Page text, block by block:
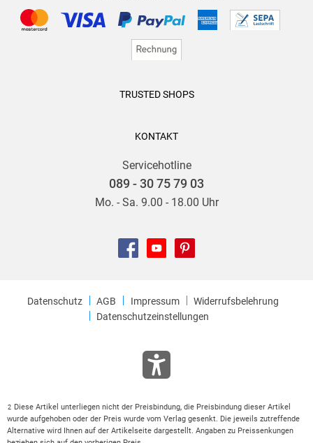
TRUSTED SHOPS
KONTAKT
Servicehotline
089 - 30 75 79 03
Mo. - Sa. 9.00 - 18.00 Uhr
Datenschutz AGB Impressum
Widerrufsbelehrung
Datenschutzeinstellungen
2
Diese Artikel unterliegen nicht der Preisbindung, die Preisbindung dieser Artikel
wurde aufgehoben oder der Preis wurde vom Verlag gesenkt. Die jeweils zutreffende
Alternative wird Ihnen auf der Artikelseite dargestellt. Angaben zu Preissenkungen